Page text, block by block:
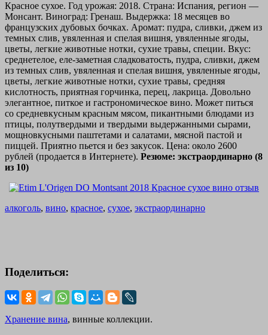
Красное сухое. Год урожая: 2018. Страна: Испания, регион —
Монсант. Виноград: Гренаш. Выдержка: 18 месяцев во
французских дубовых бочках. Аромат: пудра, сливки, джем из
темных слив, увяленная и спелая вишня, увяленные ягоды,
цветы, легкие животные нотки, сухие травы, специи. Вкус:
среднетелое, еле-заметная сладковатость, пудра, сливки, джем
из темных слив, увяленная и спелая вишня, увяленные ягоды,
цветы, легкие животные нотки, сухие травы, средняя
кислотность, приятная горчинка, перец, лакрица. Довольно
элегантное, питкое и гастрономическое вино. Может питься
со средневкусным красным мясом, пикантными блюдами из
птицы, полутвердыми и твердыми выдержанными сырами,
мощновкусными паштетами и салатами, мясной пастой и
пиццей. Приятно пьется и без закусок. Цена: около 2600
рублей (продается в Интернете). Резюме: экстраординарно (8
из 10)
алкоголь, вино, красное, сухое, экстраординарно
Поделиться:
Хранение вина, винные коллекции.